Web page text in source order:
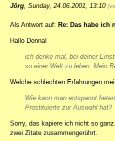
Jörg Sunday, 24.06.2001, 13:10
Als Antwort auf: Re: Das habe ich
Hallo Donna!
ich denke mal, bei deiner
so einer Welt zu leben. Mein
Welche schlechten Erfahrungen
Wie kann man entspannt
Prostituierte zur Auswahl hat?
Sorry, das kapiere ich nicht so
zwei Zitate zusammengerührt.